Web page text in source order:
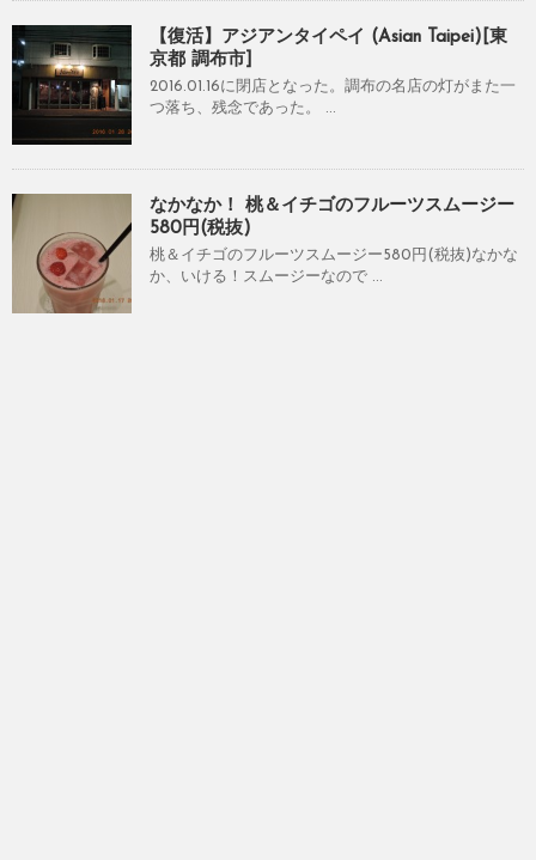
【復活】アジアンタイペイ (Asian Taipei)[東
京都 調布市]
2016.01.16に閉店となった。調布の名店の灯がまた一
つ落ち、残念であった。 ...
なかなか！ 桃＆イチゴのフルーツスムージー
580円(税抜)
桃＆イチゴのフルーツスムージー580円(税抜)なかな
か、いける！スムージーなので ...